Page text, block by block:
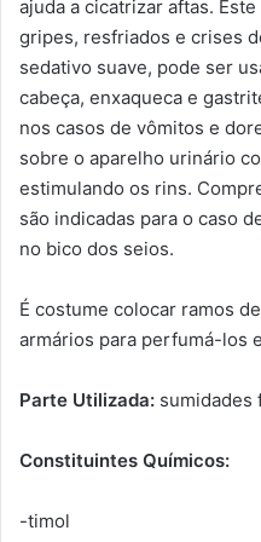
ajuda a cicatrizar aftas.
gripes, resfriados e crises
sedativo suave, pode ser
cabeça, enxaqueca e
nos casos de vômitos e
sobre o aparelho urinário
estimulando os rins.
são indicadas para o caso
no bico dos seios.
É costume colocar ramos
armários para perfumá-los
Parte Utilizada: sumidades
Constituintes Químicos:
-timol